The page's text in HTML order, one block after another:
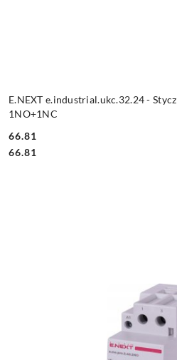
E.NEXT e.industrial.ukc.32.24 -
1NO+1NC
Cena:
66.81
Cena:
66.81